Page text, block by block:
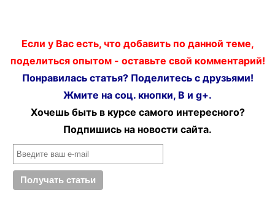
Если у Вас есть, что добавить по данной теме,
поделиться опытом - оставьте свой комментарий!
Понравилась статья? Поделитесь с друзьями!
Жмите на соц. кнопки, В и g+.
Хочешь быть в курсе самого интересного?
Подпишись на новости сайта.